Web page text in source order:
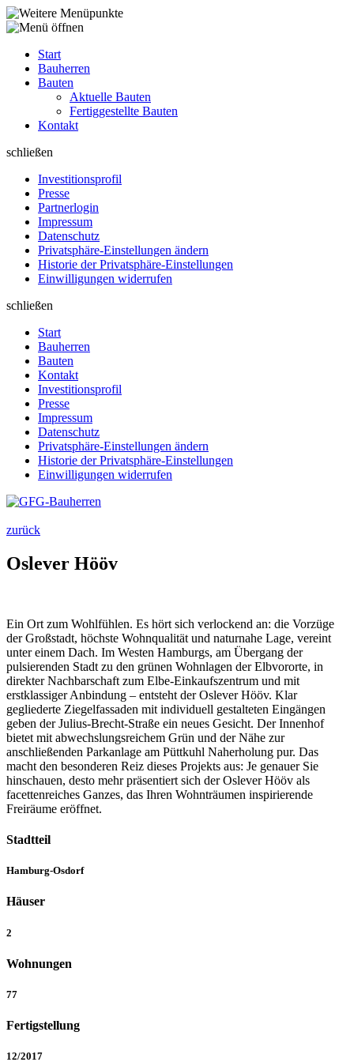
Start
Bauherren
Bauten
Aktuelle Bauten
Fertiggestellte Bauten
Kontakt
schließen
Investitions­profil
Presse
Partnerlogin
Impressum
Datenschutz
Privatsphäre-Einstellungen ändern
Historie der Privatsphäre-Einstellungen
Einwilligungen widerrufen
schließen
Start
Bauherren
Bauten
Kontakt
Investitions­profil
Presse
Impressum
Datenschutz
Privatsphäre-Einstellungen ändern
Historie der Privatsphäre-Einstellungen
Einwilligungen widerrufen
zurück
Oslever Hööv
Ein Ort zum Wohlfühlen. Es hört sich verlockend an: die Vorzüge
der Großstadt, höchste Wohnqualität und naturnahe Lage, vereint
unter einem Dach. Im Westen Hamburgs, am Übergang der
pulsierenden Stadt zu den grünen Wohnlagen der Elbvororte, in
direkter Nachbarschaft zum Elbe-Einkaufszentrum und mit
erstklassiger Anbindung – entsteht der Oslever Hööv. Klar
gegliederte Ziegelfassaden mit individuell gestalteten Eingängen
geben der Julius-Brecht-Straße ein neues Gesicht. Der Innenhof
bietet mit abwechslungsreichem Grün und der Nähe zur
anschließenden Parkanlage am Püttkuhl Naherholung pur. Das
macht den besonderen Reiz dieses Projekts aus: Je genauer Sie
hinschauen, desto mehr präsentiert sich der Oslever Hööv als
facettenreiches Ganzes, das Ihren Wohnträumen inspirierende
Freiräume eröffnet.
Stadtteil
Hamburg-Osdorf
Häuser
2
Wohnungen
77
Fertigstellung
12/2017